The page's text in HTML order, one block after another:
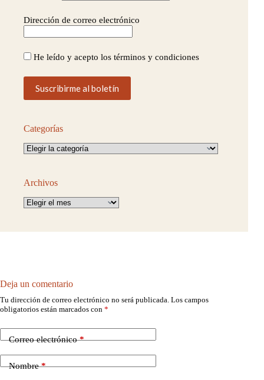
Dirección de correo electrónico
He leído y acepto los términos y condiciones
Categorías
Categorías
Archivos
Archivos
Deja un comentario
Tu dirección de correo electrónico no será publicada. Los campos
obligatorios están marcados con *
Correo electrónico*
Nombre*